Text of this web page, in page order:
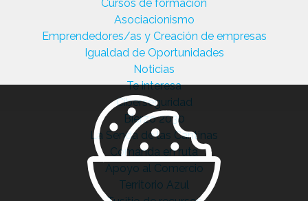
Cursos de formación
Asociacionismo
Emprendedores/as y Creación de empresas
Igualdad de Oportunidades
Noticias
Te interesa
Ciberseguridad
Bierzo 2030
La Senda de las Cantinas
Comanda en ruta
Apoyo al Comercio
Territorio Azul